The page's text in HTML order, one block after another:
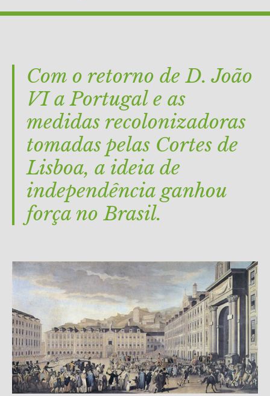
Com o retorno de D. João
VI a Portugal e as
medidas recolonizadoras
tomadas pelas Cortes de
Lisboa, a ideia de
independência ganhou
força no Brasil.